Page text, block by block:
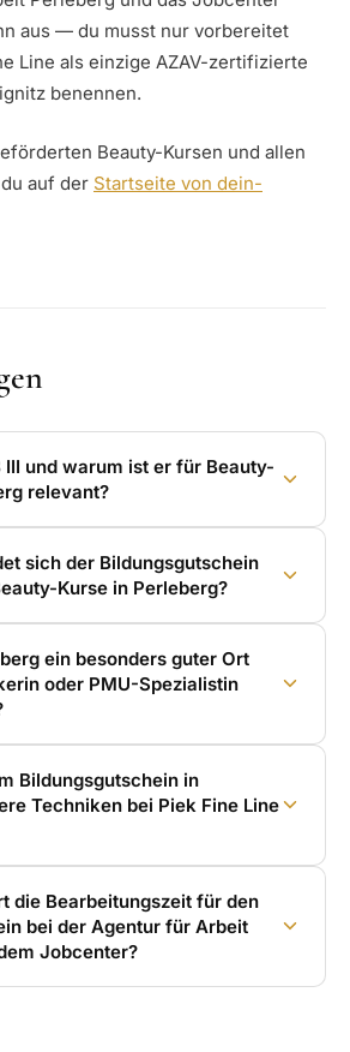
aus — du musst nur vorbereitet
Line als einzige AZAV-zertifizierte
benennen.
Beauty-Kursen und allen
auf der Startseite von dein-
III und warum ist er für Beauty-
relevant?
sich der Bildungsgutschein
Kurse in Perleberg?
ein besonders guter Ort
oder PMU-Spezialistin
Bildungsgutschein in
Techniken bei Piek Fine Line
die Bearbeitungszeit für den
bei der Agentur für Arbeit
Jobcenter?